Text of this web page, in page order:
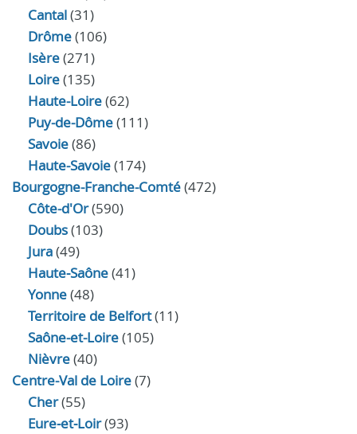
Cantal(31)
Drôme(106)
Isère(271)
Loire(135)
Haute-Loire(62)
Puy-de-Dôme(111)
Savoie(86)
Haute-Savoie(174)
Bourgogne-Franche-Comté(472)
Côte-d'Or(590)
Doubs(103)
Jura(49)
Haute‑Saône(41)
Yonne(48)
Territoire de Belfort(11)
Saône-et-Loire(105)
Nièvre(40)
Centre-Val de Loire(7)
Cher(55)
Eure‑et‑Loir(93)